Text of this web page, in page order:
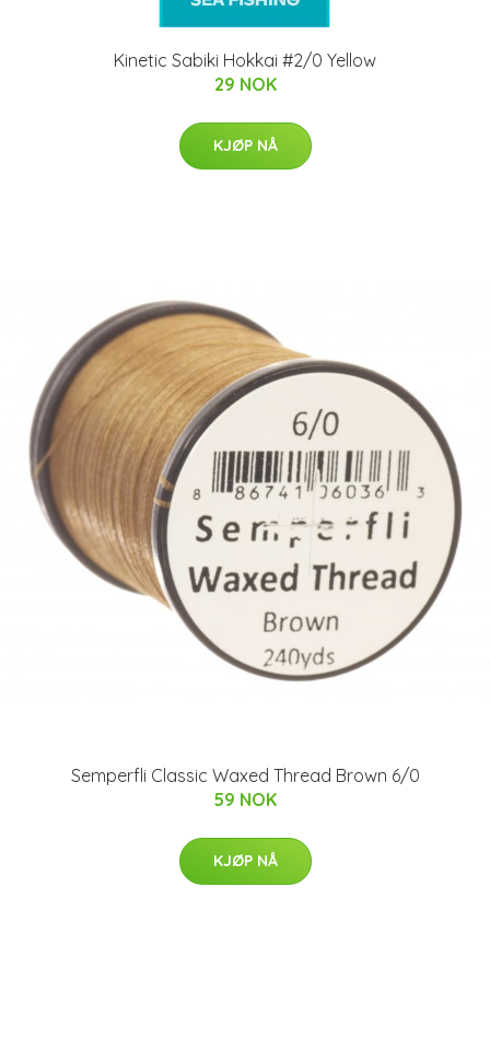
Kinetic Sabiki Hokkai #2/0 Yellow
29 NOK
KJØP NÅ
Semperfli Classic Waxed Thread Brown 6/0
59 NOK
KJØP NÅ